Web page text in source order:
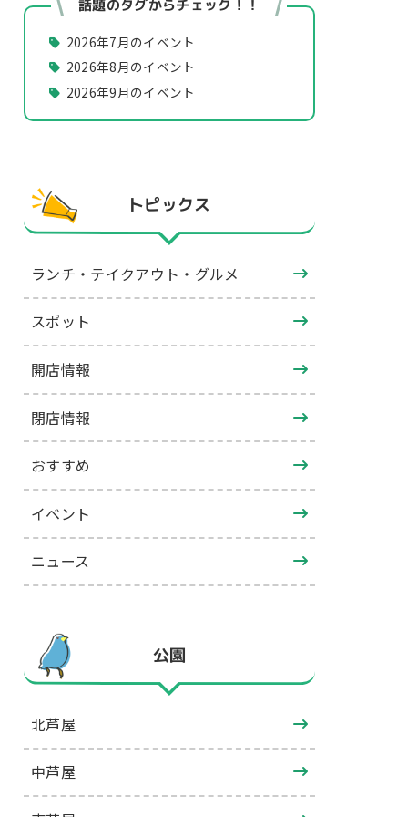
話題のタグからチェック！！
2026年7月のイベント
2026年8月のイベント
2026年9月のイベント
トピックス
ランチ・テイクアウト・グルメ
スポット
開店情報
閉店情報
おすすめ
イベント
ニュース
公園
北芦屋
中芦屋